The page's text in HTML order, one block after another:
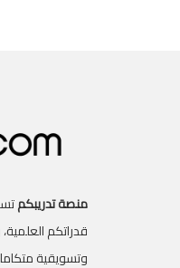
منصة تدريبكم
قدراتكم
وتسويقية